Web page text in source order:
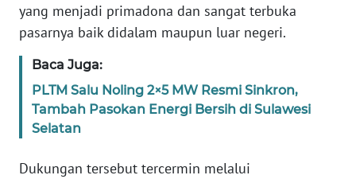
yang menjadi primadona dan sangat terbuka
pasarnya baik didalam maupun luar negeri.
Baca Juga:
PLTM Salu Noling 2×5 MW Resmi Sinkron,
Tambah Pasokan Energi Bersih di Sulawesi
Selatan
Dukungan tersebut tercermin melalui
DISCLAIMER
Wahana
Regional